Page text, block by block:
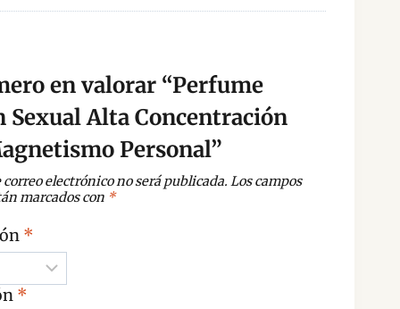
en valorar “Perfume
Sexual Alta Concentración
Personal”
electrónico no será publicada. Los campos
marcados con *
*
*